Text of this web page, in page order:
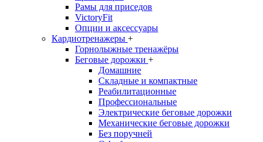
Рамы для приседов
VictoryFit
Опции и аксессуары
Кардиотренажеры +
Горнолыжные тренажёры
Беговые дорожки +
Домашние
Складные и компактные
Реабилитационные
Профессиональные
Электрические беговые дорожки
Механические беговые дорожки
Без поручней